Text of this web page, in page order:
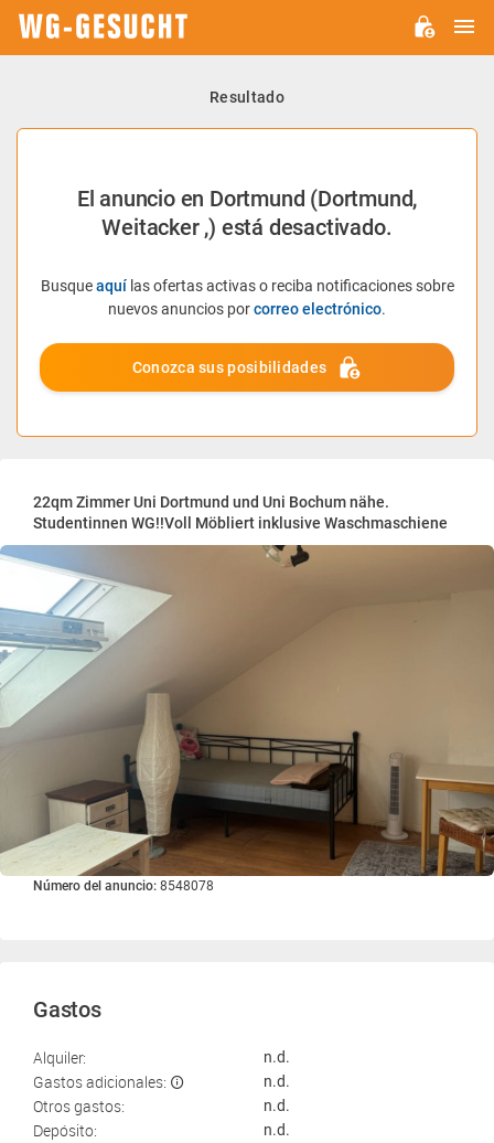
Resultado
El anuncio en Dortmund (Dortmund,
Weitacker ,) está desactivado.
Busqueaquílas ofertas activas o reciba notificaciones sobre
nuevos anuncios porcorreo electrónico.
Conozca sus posibilidades
22qm Zimmer Uni Dortmund und Uni Bochum nähe.
Studentinnen WG!!Voll Möbliert inklusive Waschmaschiene
Número del anuncio: 8548078
Gastos
Alquiler: n.d.
Gastos adicionales: n.d.
Otros gastos: n.d.
Depósito: n.d.